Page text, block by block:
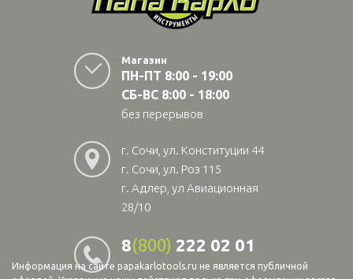
Магазин
ПН-ПТ 8:00 - 19:00
СБ-ВС 8:00 - 18:00
без перерывов
г. Сочи, ул. Конституции 44
г. Сочи, ул. Роз 115
г. Адлер, ул Авиационная
28/10
8(800) 222 02 01
Информация на сайте papakarlotools.ru не является публичной